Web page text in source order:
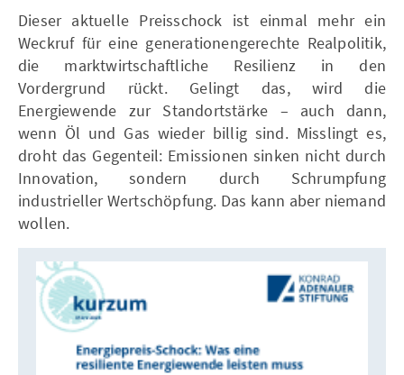
Dieser aktuelle Preisschock ist einmal mehr ein
Weckruf für eine generationengerechte Realpolitik,
die marktwirtschaftliche Resilienz in den
Vordergrund rückt. Gelingt das, wird die
Energiewende zur Standortstärke – auch dann,
wenn Öl und Gas wieder billig sind. Misslingt es,
droht das Gegenteil: Emissionen sinken nicht durch
Innovation, sondern durch Schrumpfung
industrieller Wertschöpfung. Das kann aber niemand
wollen.